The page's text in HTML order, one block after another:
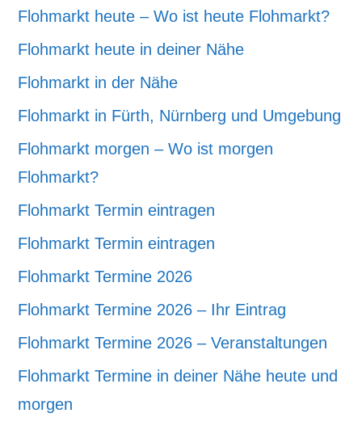
Flohmarkt heute – Wo ist heute Flohmarkt?
Flohmarkt heute in deiner Nähe
Flohmarkt in der Nähe
Flohmarkt in Fürth, Nürnberg und Umgebung
Flohmarkt morgen – Wo ist morgen
Flohmarkt?
Flohmarkt Termin eintragen
Flohmarkt Termin eintragen
Flohmarkt Termine 2026
Flohmarkt Termine 2026 – Ihr Eintrag
Flohmarkt Termine 2026 – Veranstaltungen
Flohmarkt Termine in deiner Nähe heute und
morgen